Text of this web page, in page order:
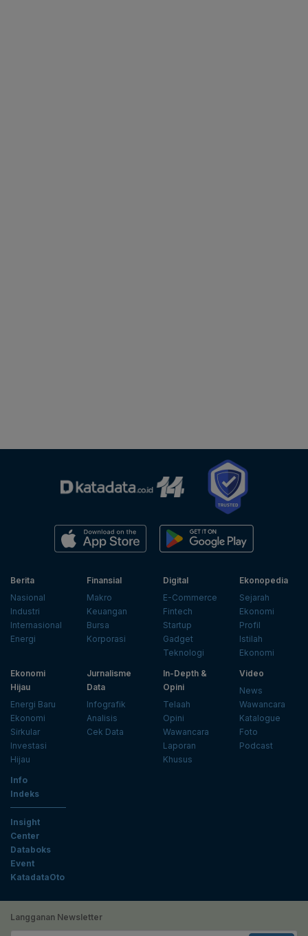
Berita
Nasional
Industri
Internasional
Energi
Finansial
Makro
Keuangan
Bursa
Korporasi
Digital
E-Commerce
Fintech
Startup
Gadget
Teknologi
Ekonopedia
Sejarah
Ekonomi
Profil
Istilah
Ekonomi
Ekonomi
Hijau
Energi Baru
Ekonomi
Sirkular
Investasi
Hijau
Jurnalisme
Data
Infografik
Analisis
Cek Data
In-Depth &
Opini
Telaah
Opini
Wawancara
Laporan
Khusus
Video
News
Wawancara
Katalogue
Foto
Podcast
Info
Indeks
Insight
Center
Databoks
Event
KatadataOto
Langganan Newsletter